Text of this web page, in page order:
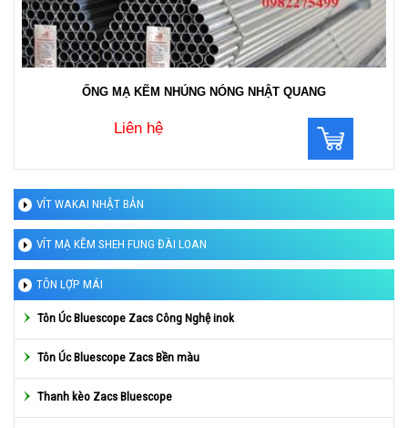
ỐNG MẠ KẼM NHÚNG NÓNG NHẬT QUANG
Liên hệ
VÍT WAKAI NHẬT BẢN
VÍT MẠ KẼM SHEH FUNG ĐÀI LOAN
TÔN LỢP MÁI
Tôn Úc Bluescope Zacs Công Nghệ inok
Tôn Úc Bluescope Zacs Bền màu
Thanh kèo Zacs Bluescope